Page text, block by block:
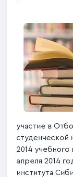
участие в
студенческой
2014 учебного
апреля 2014
института